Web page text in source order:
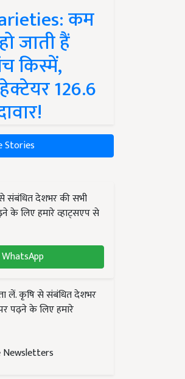
कम
जाती हैं
किस्में,
126.6
Stories
संबंधित देशभर की सभी
के लिए हमारे व्हाट्सएप से
लें. कृषि से संबंधित देशभर
पढ़ने के लिए हमारे
Newsletters